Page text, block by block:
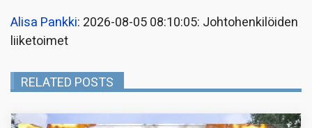
Alisa Pankki: 2026-08-05 08:10:05: Johtohenkilöiden
liiketoimet
RELATED POSTS